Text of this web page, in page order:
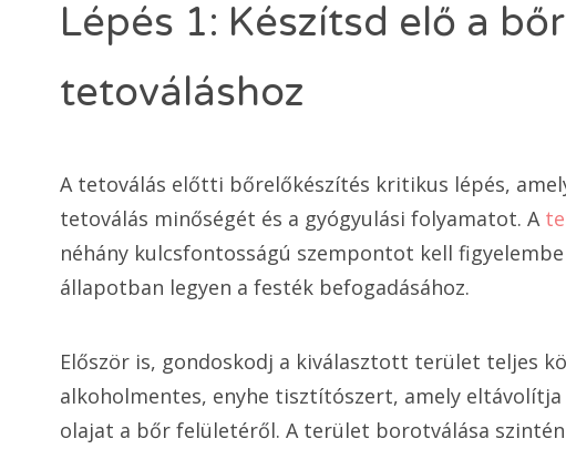
Lépés 1: Készítsd elő a
tetováláshoz
A tetoválás előtti bőrelőkészítés kritikus lépés,
tetoválás minőségét és a gyógyulási folyamatot. A
néhány kulcsfontosságú szempontot kell
állapotban legyen a festék befogadásához.
Először is, gondoskodj a kiválasztott terület teljes
alkoholmentes, enyhe tisztítószert, amely eltávolítja
olajat a bőr felületéről. A terület borotválása